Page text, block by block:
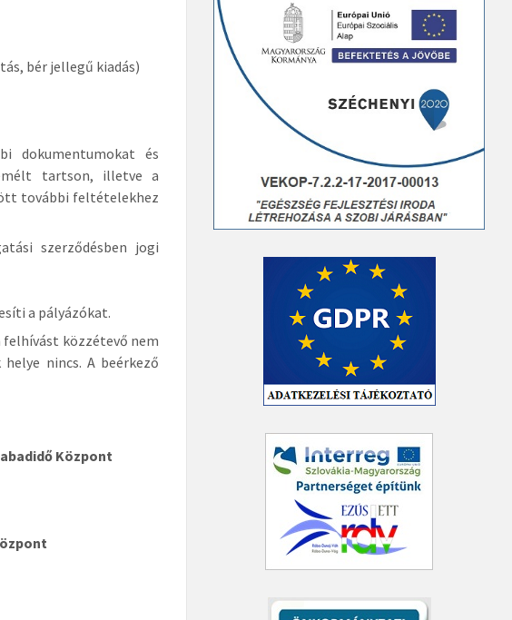
bér jellegű kiadás)
dokumentumokat és
tartson, illetve a
további feltételekhez
szerződésben jogi
a pályázókat.
felhívást közzétevő nem
nincs. A beérkező
Központ